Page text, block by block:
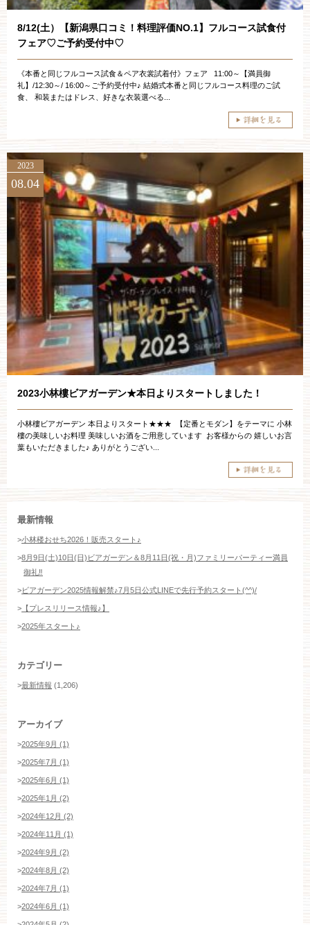
8/12(土）【新潟県口コミ！料理評価NO.1】フルコース試食付
フェア♡ご予約受付中♡
《本番と同じフルコース試食＆ペア衣裳試着付》フェア 11:00～【満員御
礼】/12:30～/ 16:00～ご予約受付中♪ 結婚式本番と同じフルコース料理のご試
食、 和装またはドレス、好きな衣装選べる...
2023
08.04
2023小林樓ビアガーデン★本日よりスタートしました！
小林樓ビアガーデン 本日よりスタート★★★ ⁡ 【定番とモダン】をテーマに 小林
樓の美味しいお料理 美味しいお酒をご用意しています ⁡ お客様からの 嬉しいお言
葉もいただきました♪ ありがとうござい...
最新情報
>小林楼おせち2026！販売スタート♪
>8月9日(土)10日(日)ビアガーデン＆8月11日(祝・月)ファミリーパーティー満員
御礼‼️
>ビアガーデン2025情報解禁♪7月5日公式LINEで先行予約スタート(^^)/
> 【プレスリリース情報♪】
>2025年スタート♪
カテゴリー
>最新情報 (1,206)
アーカイブ
>2025年9月 (1)
>2025年7月 (1)
>2025年6月 (1)
>2025年1月 (2)
>2024年12月 (2)
>2024年11月 (1)
>2024年9月 (2)
>2024年8月 (2)
>2024年7月 (1)
>2024年6月 (1)
ブライダルフェア・見学ご希望のお客様
平日 12：00〜20：00 土日祝 9：00〜20：00
ご成約済み・ご列席のお客様
その他のお問い合わせ
11:00～19:00（火、水曜定休）
WEBからのお問い合わせ